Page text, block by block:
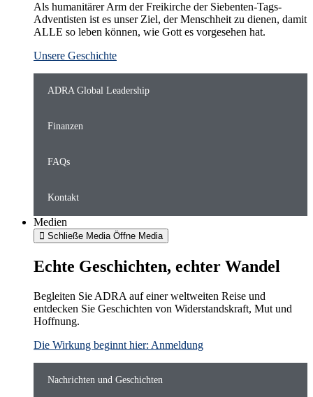
Als humanitärer Arm der Freikirche der Siebenten-Tags-
Adventisten ist es unser Ziel, der Menschheit zu dienen, damit
ALLE so leben können, wie Gott es vorgesehen hat.
Unsere Geschichte
ADRA Global Leadership
Finanzen
FAQs
Kontakt
Medien
Schließe Media Öffne Media
Echte Geschichten, echter Wandel
Begleiten Sie ADRA auf einer weltweiten Reise und
entdecken Sie Geschichten von Widerstandskraft, Mut und
Hoffnung.
Die Wirkung beginnt hier: Anmeldung
Nachrichten und Geschichten